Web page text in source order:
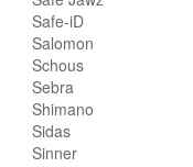
Safe-iD
Salomon
Schous
Sebra
Shimano
Sidas
Sinner